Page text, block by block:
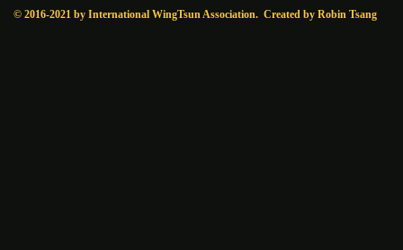
© 2016-2021 by International WingTsun Association. Created by Robin Tsang